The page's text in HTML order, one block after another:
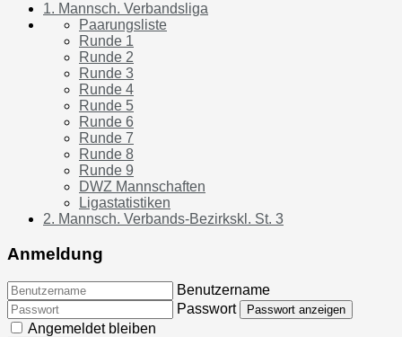
1. Mannsch. Verbandsliga
Paarungsliste
Runde 1
Runde 2
Runde 3
Runde 4
Runde 5
Runde 6
Runde 7
Runde 8
Runde 9
DWZ Mannschaften
Ligastatistiken
2. Mannsch. Verbands-Bezirkskl. St. 3
Anmeldung
Benutzername
Passwort
Passwort anzeigen
Angemeldet bleiben